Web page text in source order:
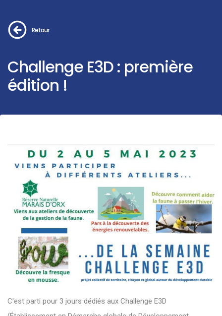
Retour
Challenge E3D : première
édition !
C'est parti pour 3 jours dédiés aux Challenge E3D